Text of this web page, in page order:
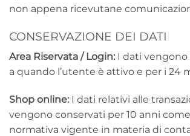
non appena ricevutane
CONSERVAZIONE DEI DATI
Area Riservata / Login: I dati
a quando l’utente è attivo e per i 24
Shop online: I dati relativi alle
vengono conservati per 10 anni
normativa vigente in materia di